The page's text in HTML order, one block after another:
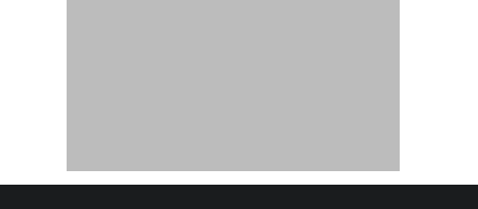
01/08/2026 22:09 WIB ||DKI JAKARTA